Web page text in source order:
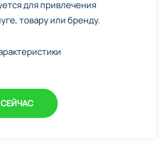
для привлечения
товару или бренду.